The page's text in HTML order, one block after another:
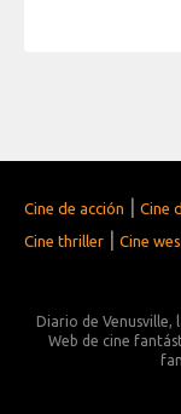
Cine de acción Cine
Cine thriller Cine
Diario de
Web de cine